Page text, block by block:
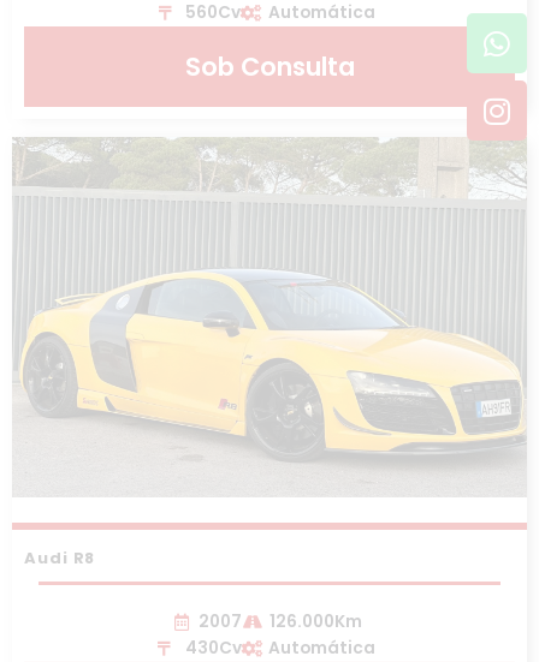
560Cv
Automática
Sob Consulta
Audi R8
2007
126.000Km
430Cv
Automática